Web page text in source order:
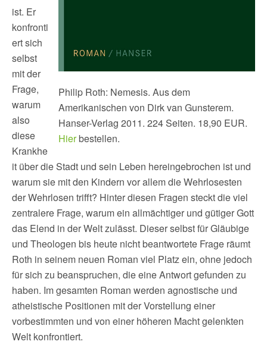
Philip Roth: Nemesis. Aus dem
Amerikanischen von Dirk van Gunsterem.
Hanser-Verlag 2011. 224 Seiten. 18,90 EUR.
Hierbestellen.
ist. Er
konfronti
ert sich
selbst
mit der
Frage,
warum
also
diese
Krankhe
it über die Stadt und sein Leben hereingebrochen ist und
warum sie mit den Kindern vor allem die Wehrlosesten
der Wehrlosen trifft? Hinter diesen Fragen steckt die viel
zentralere Frage, warum ein allmächtiger und gütiger Gott
das Elend in der Welt zulässt. Dieser selbst für Gläubige
und Theologen bis heute nicht beantwortete Frage räumt
Roth in seinem neuen Roman viel Platz ein, ohne jedoch
für sich zu beanspruchen, die eine Antwort gefunden zu
haben. Im gesamten Roman werden agnostische und
atheistische Positionen mit der Vorstellung einer
vorbestimmten und von einer höheren Macht gelenkten
Welt konfrontiert.